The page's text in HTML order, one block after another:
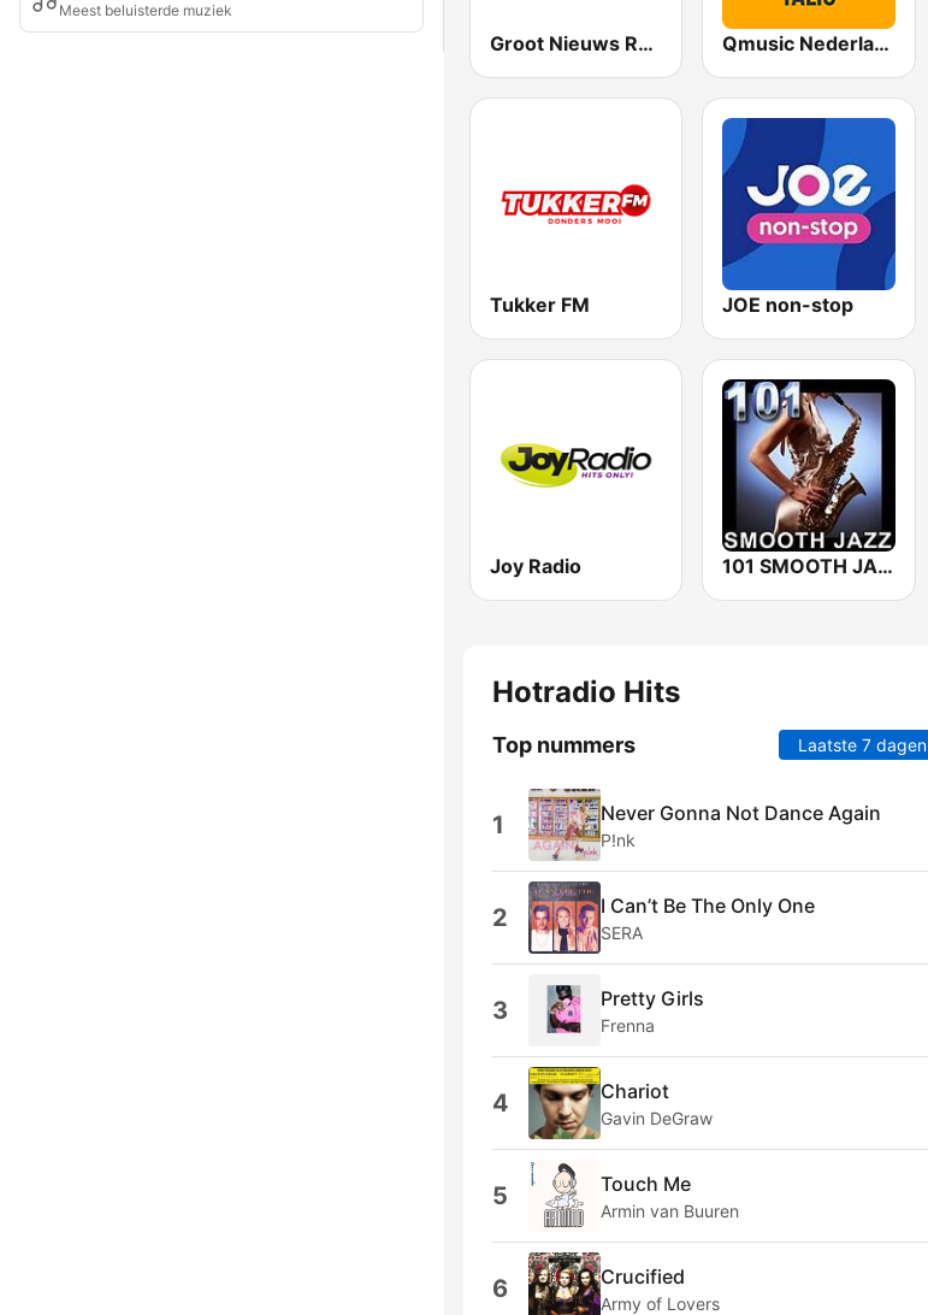
Meest beluisterde muziek
Groot Nieuws Radio Qmusic Nederlandstalig
Tukker FM JOE non-stop
Joy Radio 101 SMOOTH JAZZ
Hotradio Hits
Top nummers Laatste 7 dagen
1 Never Gonna Not Dance Again
P!nk
2 I Can’t Be The Only One
SERA
3 Pretty Girls
Frenna
4 Chariot
Gavin DeGraw
5 Touch Me
Armin van Buuren
6 Crucified
Army of Lovers